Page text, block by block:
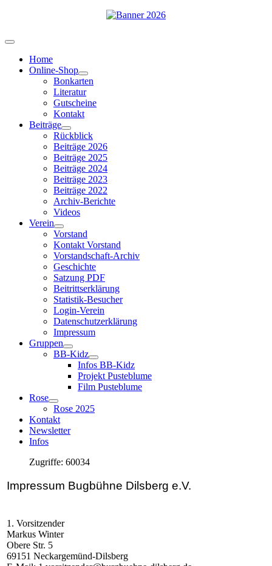
Home
Online-Shop
Bonkarten
Literatur
Gutscheine
Kontakt
Beiträge
Rückblick
Beiträge 2026
Beiträge 2025
Beiträge 2024
Beiträge 2023
Beiträge 2022
Archiv-Berichte
Videos
Verein
Vorstand
Kontakt Vorstand
Vorstandschaft-Archiv
Geschichte
Satzung PDF
Beitrittserklärung
Statistik-Besucher
Login-Verein
Datenschutzerklärung
Impressum
Gruppen
BB-Kidz
Infos BB-Kidz
Projekt Pusteblume
Film Pusteblume
Rose
Rose 2025
Kontakt
Newsletter
Infos
Zugriffe: 60034
Impressum Bugbühne Dilsberg e.V.
1. Vorsitzender
Markus Winter
Obere Str. 5
69151 Neckargemünd-Dilsberg